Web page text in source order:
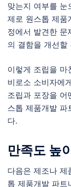
맞는지 여부를 눈
제로 원스톱 제품
정에서 발견한 문
의 결함을 개선할
이렇게 조립을 마
비로소 소비자에
조립과 포장을 어
스톱 제품개발 파
다.
만족도 높
다음은 제조나 제
톱 제품개발 파트